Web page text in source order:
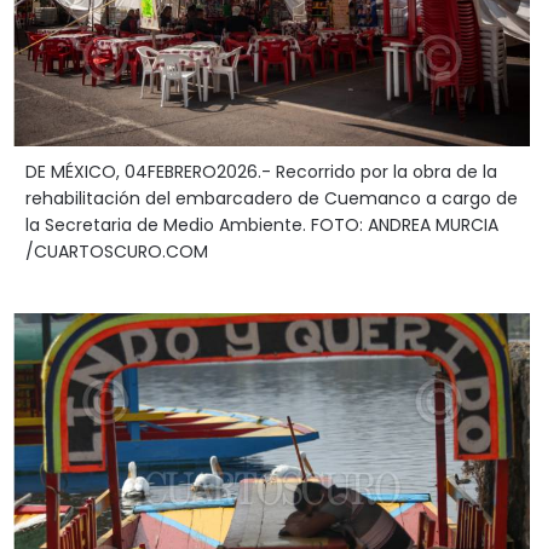
DE MÉXICO, 04FEBRERO2026.- Recorrido por la obra de la
rehabilitación del embarcadero de Cuemanco a cargo de
la Secretaria de Medio Ambiente. FOTO: ANDREA MURCIA
/CUARTOSCURO.COM